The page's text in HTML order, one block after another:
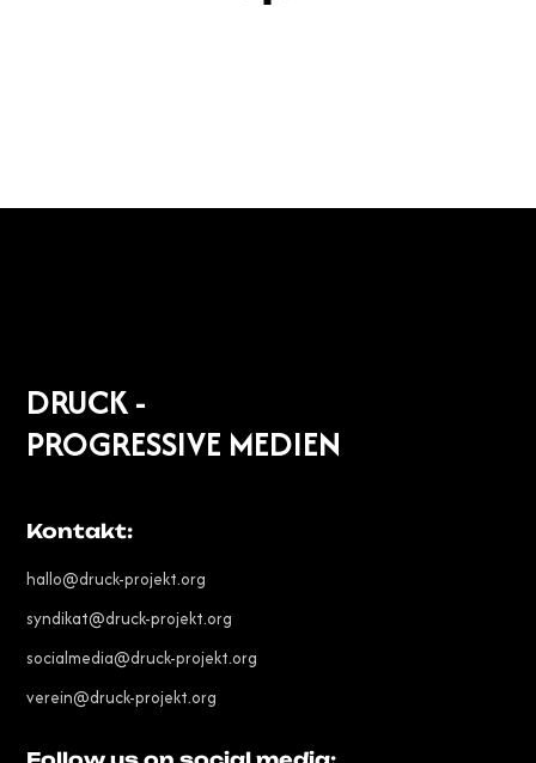
DRUCK -
PROGRESSIVE MEDIEN
Kontakt:
hallo@druck-projekt.org
syndikat@druck-projekt.org
socialmedia@druck-projekt.org
verein@druck-projekt.org